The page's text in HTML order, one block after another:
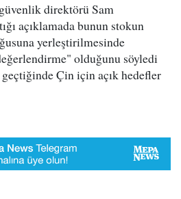
direktörü Sam
açıklamada bunun stokun
yerleştirilmesinde
olduğunu söyledi
Çin için açık hedefler